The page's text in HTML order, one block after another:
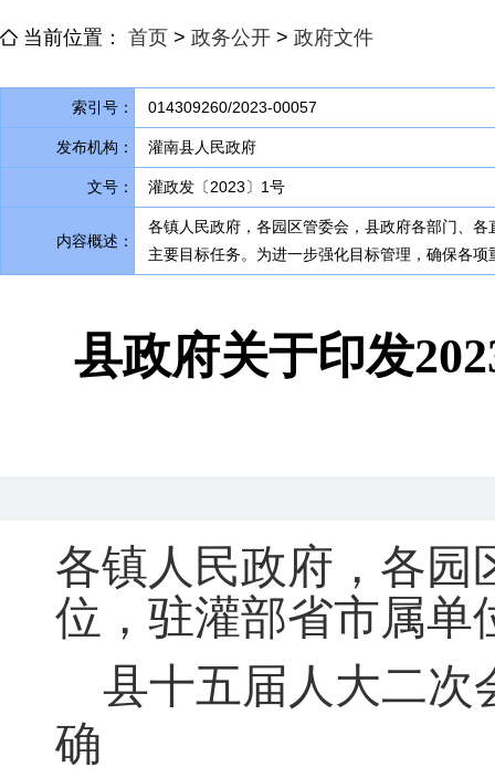
当前位置： 首页 > 政务公开 > 政府文件
索引号： 014309260/2023-00057
发布机构： 灌南县人民政府
文号： 灌政发〔2023〕1号
内容概述：
各镇人民政府， 各园区管委会，县政府各部门、各
主要目标任务。 为进一步强化目标管理，确保各项
县政府关于印发
各镇人民政府 ， 各园
位 ， 驻灌部省市属单
县十五届人大二次
确